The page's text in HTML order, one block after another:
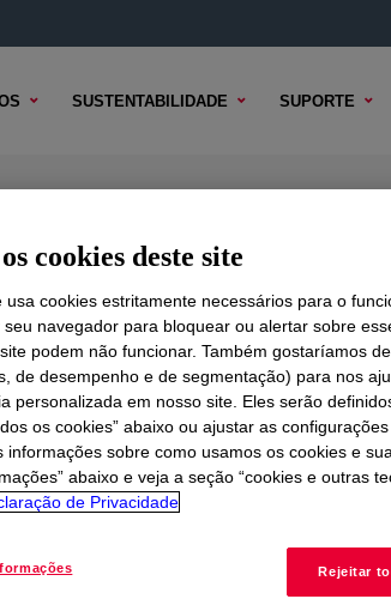
SUSTENTABILIDADE SUPORTE
TÉCNICO OPÇÕES DE AMOSTRA OPÇÕES
cookies deste site
usa cookies estritamente necessários para o
navegador para bloquear ou alertar sobre
podem não funcionar. Também gostaríamos
de desempenho e de segmentação) para nos
personalizada em nosso site. Eles serão
os cookies” abaixo ou ajustar as
informações sobre como usamos os cookies e
abaixo e veja a seção “cookies e outras
de Privacidade
Rejeitar